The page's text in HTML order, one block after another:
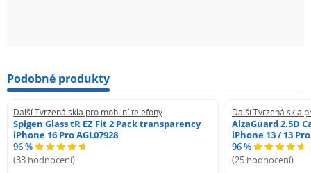
Podobné produkty
Další Tvrzená skla pro mobilní telefony
Spigen Glass tR EZ Fit 2 Pack transparency
iPhone 16 Pro AGL07928
96 %
(33 hodnocení)
Další Tvrzená skla
AlzaGuard 2.5D
iPhone 13 / 13 Pro
96 %
(25 hodnocení)